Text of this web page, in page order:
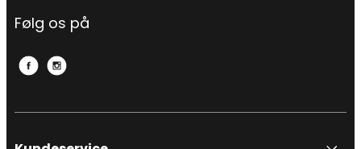
Følg os på